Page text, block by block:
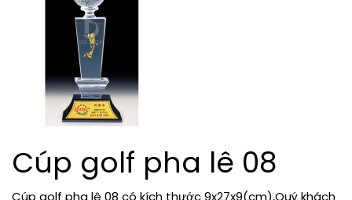
Cúp golf pha lê 08
Cúp golf pha lê 08 có kích thước 9x27x9(cm),Quý khách